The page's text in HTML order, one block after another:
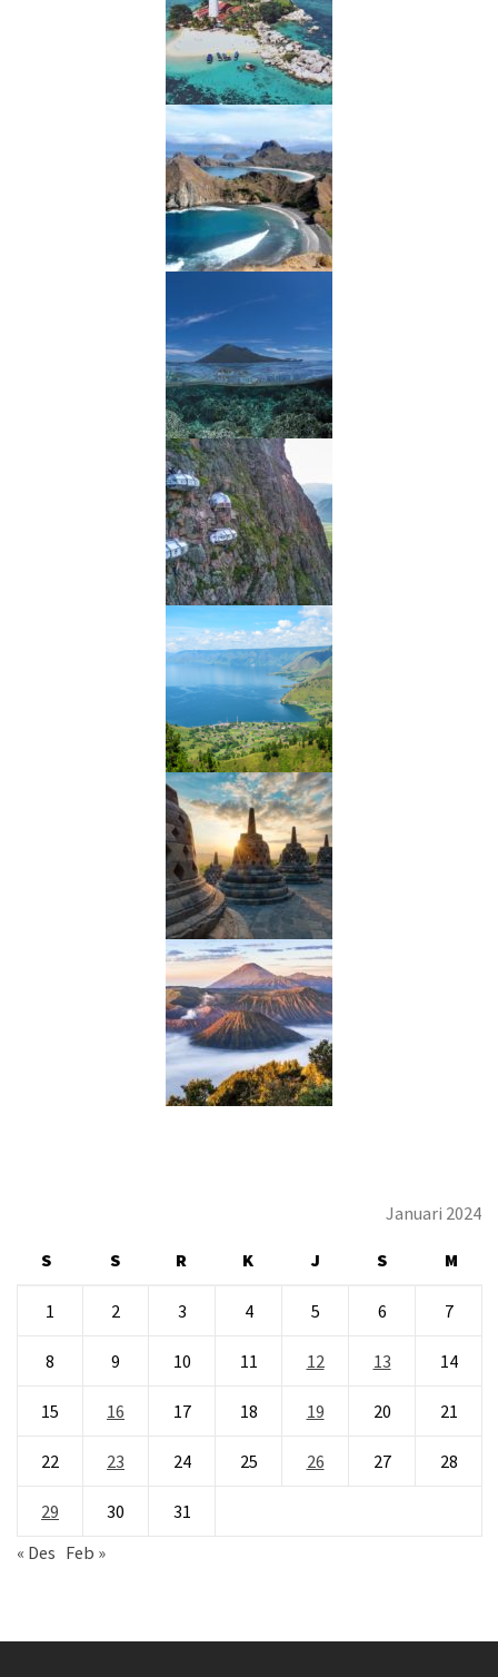
Januari 2024
S S R K J S M
1 2 3 4 5 6 7
8 9 10 11 12 13 14
15 16 17 18 19 20 21
22 23 24 25 26 27 28
29 30
31
« Des Feb »